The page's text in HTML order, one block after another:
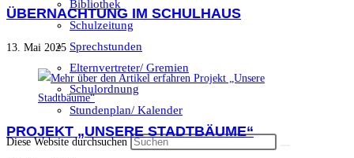
Bibliothek
Schulzeitung
Sprechstunden
Elternvertreter/ Gremien
Schulordnung
Stundenplan/ Kalender
Diese Website durchsuchen
ÜBERNACHTUNG IM SCHULHAUS
13. Mai 2025
PROJEKT „UNSERE STADTBÄUME“